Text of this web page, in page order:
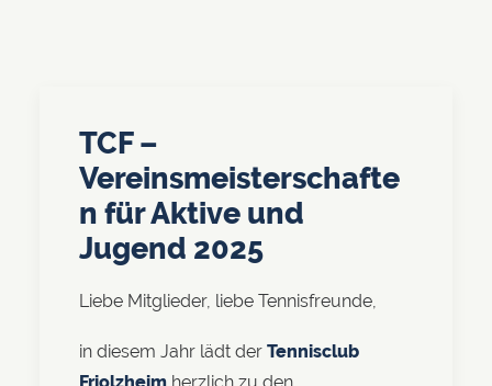
TCF –
Vereinsmeisterschafte
n für Aktive und
Jugend 2025
Liebe Mitglieder, liebe Tennisfreunde,
in diesem Jahr lädt der Tennisclub